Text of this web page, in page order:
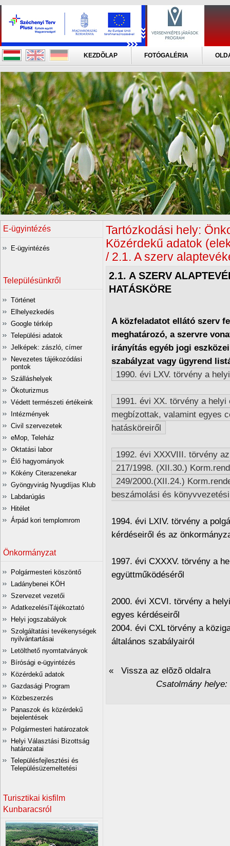
KEZDÕLAP FOTÓGALÉRIA
E-ügyintézés
E-ügyintézés
Településünkről
Történet
Elhelyezkedés
Google térkép
Települési adatok
Jelképek: zászló, címer
Nevezetes tájékozódási
pontok
Szálláshelyek
Ökoturizmus
Védett természeti értékeink
Intézmények
Civil szervezetek
eMop, Teleház
Oktatási labor
Élő hagyományok
Kökény Citerazenekar
Gyöngyvirág Nyugdíjas Klub
Labdarúgás
Hitélet
Árpád kori templomrom
Önkormányzat
Polgármesteri köszöntő
Ladánybenei KÖH
Szervezet vezetői
AdatkezelésiTájékoztató
Helyi jogszabályok
Szolgáltatási tevékenységek
nyilvántartásai
Letölthető nyomtatványok
Bírósági e-ügyintézés
Közérdekű adatok
Gazdasági Program
Közbeszerzés
Panaszok és közérdekű
bejelentések
Polgármesteri határozatok
Helyi Választási Bizottság
határozatai
Településfejlesztési és
Településüzemeltetési
Turisztikai kisfilm
Kunbaracsról
Tartózkodási hely:
Közérdekű adatok
/ 2.1. A szerv
2.1. A SZERV
HATÁSKÖRE
A közfeladatot ellátó szerv
meghatározó, a szervre
irányítás egyéb jogi
szabályzat vagy ügyrend
1990. évi LXV. törvény a
1991. évi XX. törvény a
megbízottak, valamint egyes
hatásköreiről
1992. évi XXXVIII. törvény
217/1998. (XII.30.)
249/2000.(XII.24.)
beszámolási és
1994. évi LXIV. törvény a
kérdéseiről és az
1997. évi CXXXV. törvény a
együttműködéséről
2000. évi XCVI. törvény a
egyes kérdéseiről
2004. évi CXL törvény a
általános szabályairól
« Vissza az elõzõ oldalra
Csatolmány helye: